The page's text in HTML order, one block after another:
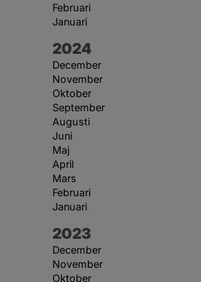
Februari
Januari
År:
2024
December
November
Oktober
September
Augusti
Juni
Maj
April
Mars
Februari
Januari
År:
2023
December
November
Oktober